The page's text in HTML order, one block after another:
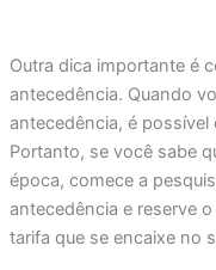
Outra dica importante é
antecedência. Quando
antecedência, é
Portanto, se você sabe
época, comece a
antecedência e reserve
tarifa que se encaixe no